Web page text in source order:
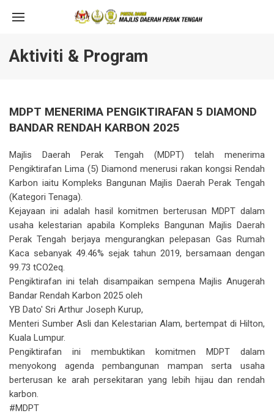
Aktiviti & Program
MDPT MENERIMA PENGIKTIRAFAN 5 DIAMOND
BANDAR RENDAH KARBON 2025
Majlis Daerah Perak Tengah (MDPT) telah menerima
Pengiktirafan Lima (5) Diamond menerusi rakan kongsi Rendah
Karbon iaitu Kompleks Bangunan Majlis Daerah Perak Tengah
(Kategori Tenaga).
Kejayaan ini adalah hasil komitmen berterusan MDPT dalam
usaha kelestarian apabila Kompleks Bangunan Majlis Daerah
Perak Tengah berjaya mengurangkan pelepasan Gas Rumah
Kaca sebanyak 49.46% sejak tahun 2019, bersamaan dengan
99.73 tCO2eq.
Pengiktirafan ini telah disampaikan sempena Majlis Anugerah
Bandar Rendah Karbon 2025 oleh
YB Dato' Sri Arthur Joseph Kurup,
Menteri Sumber Asli dan Kelestarian Alam, bertempat di Hilton,
Kuala Lumpur.
Pengiktirafan ini membuktikan komitmen MDPT dalam
menyokong agenda pembangunan mampan serta usaha
berterusan ke arah persekitaran yang lebih hijau dan rendah
karbon.
#MDPT